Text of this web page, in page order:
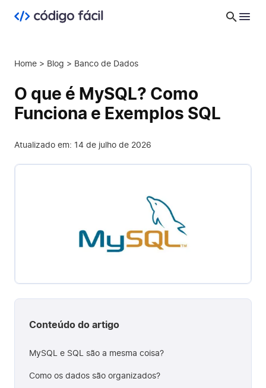
Home > Blog > Banco de Dados
O que é MySQL? Como
Funciona e Exemplos SQL
Atualizado em: 14 de julho de 2026
Conteúdo do artigo
MySQL e SQL são a mesma coisa?
Como os dados são organizados?